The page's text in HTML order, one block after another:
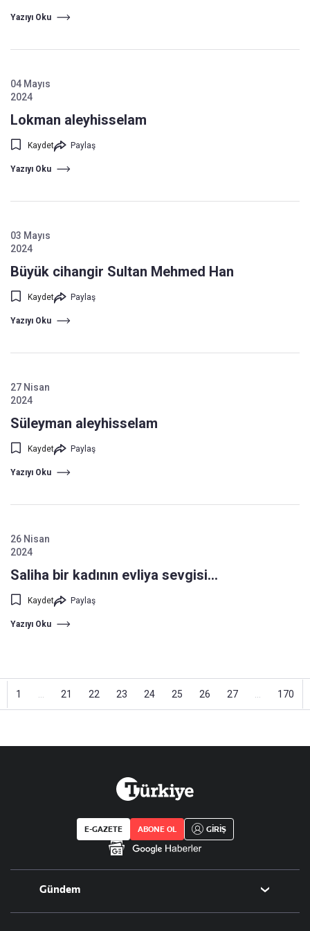
Yazıyı Oku
04 Mayıs
2024
Lokman aleyhisselam
Kaydet Paylaş
Yazıyı Oku
03 Mayıs
2024
Büyük cihangir Sultan Mehmed Han
Kaydet Paylaş
Yazıyı Oku
27 Nisan
2024
Süleyman aleyhisselam
Kaydet Paylaş
Yazıyı Oku
26 Nisan
2024
Saliha bir kadının evliya sevgisi...
Kaydet Paylaş
Yazıyı Oku
1 21 22 23 24 25 26 27 170
E-GAZETE ABONE OL GİRİŞ
Gündem
Politika